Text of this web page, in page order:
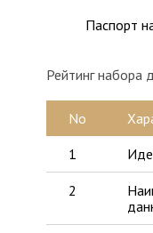
Паспорт
Рейтинг набора
No
1
2